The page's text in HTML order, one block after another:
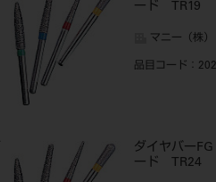
ード TR19
マニー（株）
品目コード ：
ダイヤバー
ード TR24